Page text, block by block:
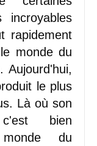
rapidement
monde du
Aujourd'hui,
le plus
Là où son
c'est bien
du